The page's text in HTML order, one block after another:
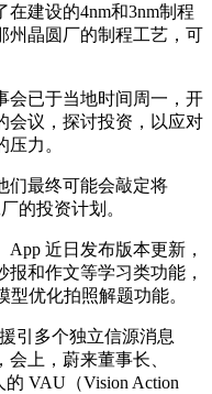
建设的4nm和3nm制程
州晶圆厂的制程工艺，可
已于当地时间周一，开
会议，探讨投资，以应对
力。
最终可能会敲定将
的投资计划。
近日发布版本更新，
和作文等学习类功能，
型优化拍照解题功能。
引多个独立信源消息
上，蔚来董事长、
VAU（Vision Action